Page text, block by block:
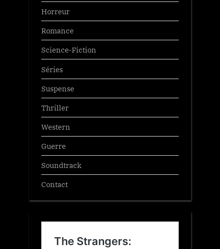
Horreur
Romance
Science-Fiction
Séries
Suspense
Thriller
Western
Guerre
Soundtrack
Contact